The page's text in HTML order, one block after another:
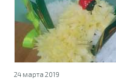
24 марта 2019